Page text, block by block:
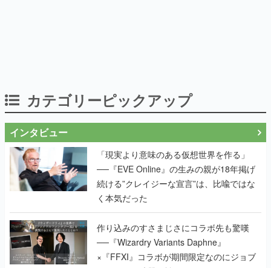
カテゴリーピックアップ
インタビュー
「現実より意味のある仮想世界を作る」
──『EVE Online』の生みの親が18年掲げ
続ける”クレイジーな宣言”は、比喩ではな
く本気だった
作り込みのすさまじさにコラボ先も驚嘆
──『Wizardry Variants Daphne』
×『FFXI』コラボが期間限定なのにジョブ